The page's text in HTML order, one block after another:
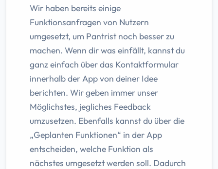
Wir haben bereits einige
Funktionsanfragen von Nutzern
umgesetzt, um Pantrist noch besser zu
machen. Wenn dir was einfällt, kannst du
ganz einfach über das Kontaktformular
innerhalb der App von deiner Idee
berichten. Wir geben immer unser
Möglichstes, jegliches Feedback
umzusetzen. Ebenfalls kannst du über die
„Geplanten Funktionen“ in der App
entscheiden, welche Funktion als
nächstes umgesetzt werden soll. Dadurch